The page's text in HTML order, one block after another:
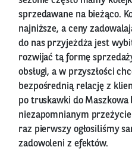
sprzedawane na bieżąco.
najniższe, a ceny
do nas przyjeżdża jest
rozwijać tą formę
obsługi, a w przyszłości
bezpośrednią relację z
po truskawki do Maszkowa
niezapomnianym
raz pierwszy ogłosiliśmy
zadowoleni z efektów.